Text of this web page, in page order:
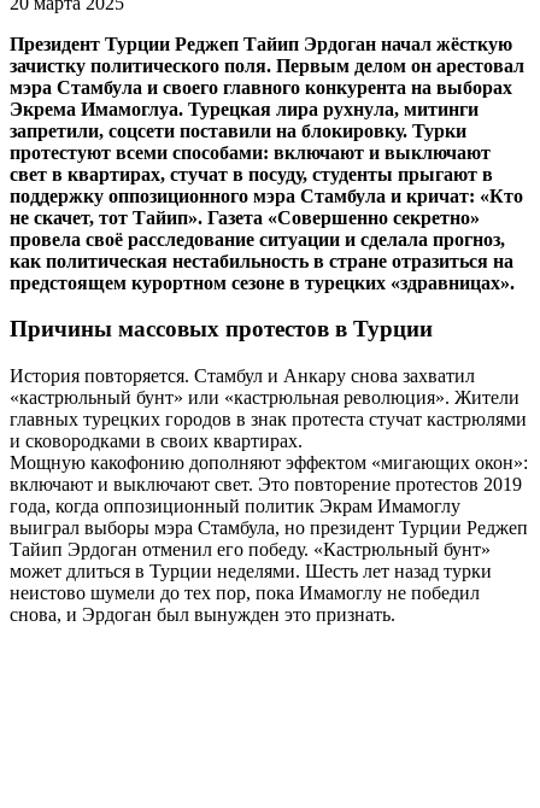
Президент Турции Реджеп Тайип Эрдоган начал жёсткую
зачистку политического поля. Первым делом он арестовал
мэра Стамбула и своего главного конкурента на выборах
Экрема Имамоглуа. Турецкая лира рухнула, митинги
запретили, соцсети поставили на блокировку. Турки
протестуют всеми способами: включают и выключают
свет в квартирах, стучат в посуду, студенты прыгают в
поддержку оппозиционного мэра Стамбула и кричат: «Кто
не скачет, тот Тайип». Газета «Совершенно секретно»
провела своё расследование ситуации и сделала прогноз,
как политическая нестабильность в стране отразиться на
предстоящем курортном сезоне в турецких «здравницах».
Причины массовых протестов в Турции
История повторяется. Стамбул и Анкару снова захватил
«кастрюльный бунт» или «кастрюльная революция». Жители
главных турецких городов в знак протеста стучат кастрюлями
и сковородками в своих квартирах.
Мощную какофонию дополняют эффектом «мигающих окон»:
включают и выключают свет. Это повторение протестов 2019
года, когда оппозиционный политик Экрам Имамоглу
выиграл выборы мэра Стамбула, но президент Турции Реджеп
Тайип Эрдоган отменил его победу. «Кастрюльный бунт»
может длиться в Турции неделями. Шесть лет назад турки
неистово шумели до тех пор, пока Имамоглу не победил
снова, и Эрдоган был вынужден это признать.